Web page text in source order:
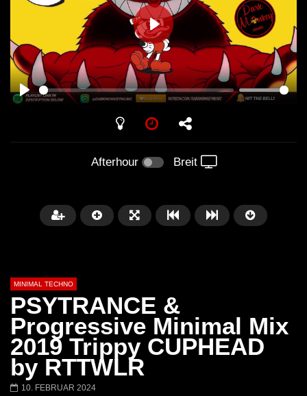
PLAY
PLAY
Afterhour Breit
Später
03:28
Ricardo Villalobos @ Stereo,
01:00:35
MINIMAL TECHNO
PSYTRANCE &
Progressive Minimal Mix
2019 Trippy CUPHEAD
by RTTWLR
10. FEBRUAR 2024